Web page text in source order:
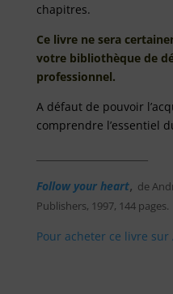
chapitres.
Ce livre ne sera
votre bibliothèque de
professionnel.
A défaut de pouvoir
comprendre l’essentiel
Follow your heart, de
Publishers, 1997, 144 pages.
Pour acheter ce livre sur